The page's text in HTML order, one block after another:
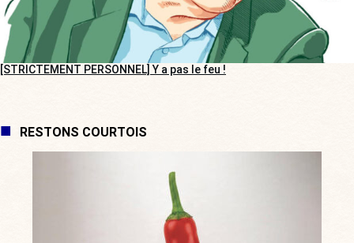
[STRICTEMENT PERSONNEL] Y a pas le feu !
RESTONS COURTOIS